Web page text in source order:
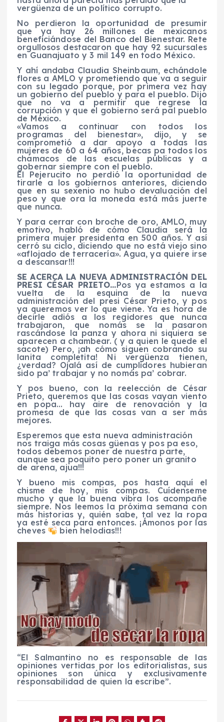
vergüenza de un político corrupto.
No perdieron la oportunidad de presumir
que ya hay 26 millones de mexicanos
beneficiándose del Banco del Bienestar. Rete
orgullosos destacaron que hay 92 sucursales
en Guanajuato y 3 mil 149 en todo México.
Y ahí andaba Claudia Sheinbaum, echándole
flores a AMLO y prometiendo que va a seguir
con su legado porque, por primera vez hay
un gobierno del pueblo y para el pueblo. Dijo
que no va a permitir que regrese la
corrupción y que el gobierno será pal pueblo
de México.
«Vamos a continuar con todos los
programas del bienestar», dijo, y se
comprometió a dar apoyo a todas las
mujeres de 60 a 64 años, becas pa todos los
chamacos de las escuelas públicas y a
gobernar siempre con el pueblo.
El Pejerucito no perdió la oportunidad de
tirarle a los gobiernos anteriores, diciendo
que en su sexenio no hubo devaluación del
peso y que ora la moneda está más juerte
que nunca.
Y para cerrar con broche de oro, AMLO, muy
emotivo, habló de cómo Claudia será la
primera mujer presidenta en 500 años.Y así
cerró su ciclo, diciendo que no está viejo sino
«aflojado de terracería». Agua, ya quiere irse
a descansar!!!
SE ACERCA LA NUEVA ADMINISTRACIÓN DEL
PRESI CÉSAR PRIETO…Pos ya estamos a la
vuelta de la esquina de la nueva
administración del presi César Prieto, y pos
ya queremos ver lo que viene. Ya es hora de
decirle adiós a los regidores que nunca
trabajaron, que nomás se la pasaron
rascándose la panza y ahora ni siquiera se
aparecen a chambear. ( y a quien le quede el
sacote) Pero, ¡ah cómo siguen cobrando su
lanita completita! Ni vergüenza tienen,
¿verdad? Ojalá así de cumplidores hubieran
sido pa’ trabajar y no nomás pa’ cobrar.
Y pos bueno, con la reelección de César
Prieto, queremos que las cosas vayan viento
en popa… hay aire de renovación y la
promesa de que las cosas van a ser más
mejores.
Esperemos que esta nueva administración
nos traiga más cosas güenas y pos pa eso,
todos debemos poner de nuestra parte,
aunque sea poquito pero poner un granito
de arena, ajua!!!
Y bueno mis compas, pos hasta aquí el
chisme de hoy, mis compas. Cuídenseme
mucho y que la buena vibra los acompañe
siempre. Nos leemos la próxima semana con
más historias y, quién sabe, tal vez la ropa
ya esté seca para entonces. ¡Ámonos por las
cheves
bien helodias!!!
“El Salmantino no es responsable de las
opiniones vertidas por los editorialistas, sus
opiniones son única y exclusivamente
responsabilidad de quien la escribe”.